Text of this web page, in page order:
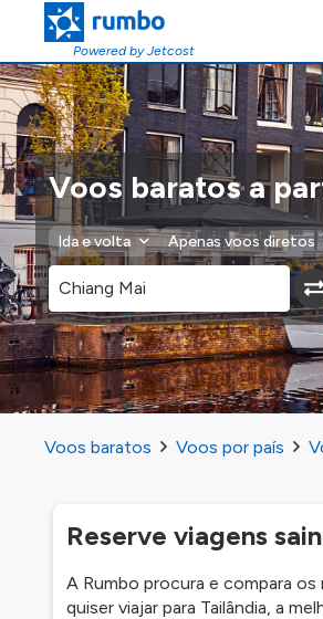
Powered by Jetcost
Voos baratos a
Ida e volta Apenas voos diretos
Voos baratos Voos por país
Reserve viagens
A Rumbo procura e compara
quiser viajar para Tailândia, a